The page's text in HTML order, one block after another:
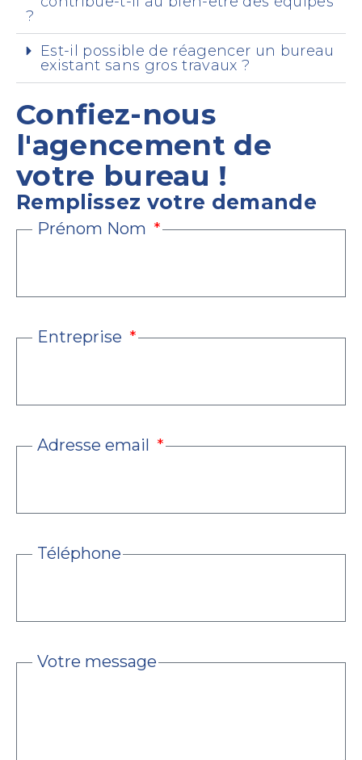
?
Est-il possible de réagencer un bureau
existant sans gros travaux ?
Confiez-nous
l'agencement de
votre bureau !
Remplissez votre demande
Prénom Nom
Entreprise
Adresse email
Téléphone
Votre message